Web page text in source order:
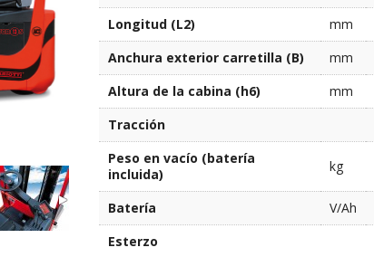
Longitud (L2) mm
Anchura exterior carretilla (B)
mm
Altura de la cabina (h6)
mm
Tracción
Peso en vacío (batería
incluida)
kg
Batería V/Ah
Esterzo